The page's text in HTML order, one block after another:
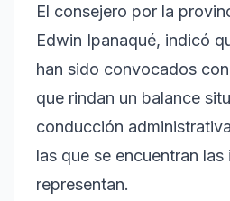
El consejero por la
Edwin Ipanaqué, indicó
han sido convocados
que rindan un balance
conducción
las que se encuentran
representan.